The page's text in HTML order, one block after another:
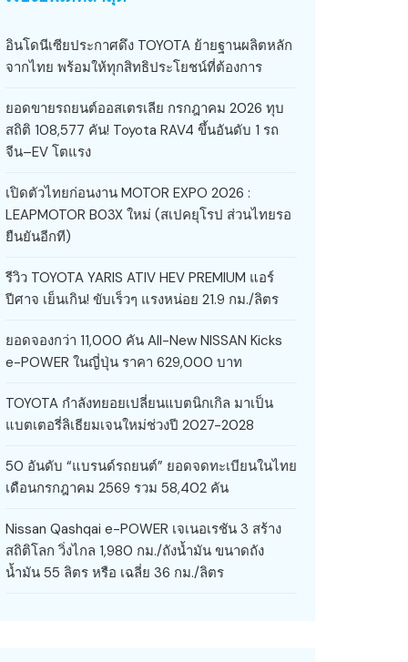
อินโดนีเซียประกาศดึง TOYOTA ย้ายฐานผลิตหลัก
จากไทย พร้อมให้ทุกสิทธิประโยชน์ที่ต้องการ
ยอดขายรถยนต์ออสเตรเลีย กรกฎาคม 2026 ทุบ
สถิติ 108,577 คัน! Toyota RAV4 ขึ้นอันดับ 1 รถ
จีน–EV โตแรง
เปิดตัวไทยก่อนงาน MOTOR EXPO 2026 :
LEAPMOTOR B03X ใหม่ (สเปคยุโรป ส่วนไทยรอ
ยืนยันอีกที)
รีวิว TOYOTA YARIS ATIV HEV PREMIUM แอร์
ปีศาจ เย็นเกิน! ขับเร็วๆ แรงหน่อย 21.9 กม./ลิตร
ยอดจองกว่า 11,000 คัน All-New NISSAN Kicks
e-POWER ในญี่ปุ่น ราคา 629,000 บาท
TOYOTA กำลังทยอยเปลี่ยนแบตนิกเกิล มาเป็น
แบตเตอรี่ลิเธียมเจนใหม่ช่วงปี 2027-2028
50 อันดับ “แบรนด์รถยนต์” ยอดจดทะเบียนในไทย
เดือนกรกฎาคม 2569 รวม 58,402 คัน
Nissan Qashqai e-POWER เจเนอเรชัน 3 สร้าง
สถิติโลก วิ่งไกล 1,980 กม./ถังน้ำมัน ขนาดถัง
น้ำมัน 55 ลิตร หรือ เฉลี่ย 36 กม./ลิตร